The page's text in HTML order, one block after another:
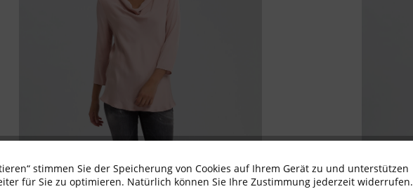
Aktiv
stimmen Sie der Speicherung von Cookies auf Ihrem Gerät zu und unterstützen
für Sie zu optimieren. Natürlich können Sie Ihre Zustimmung jederzeit widerrufen.